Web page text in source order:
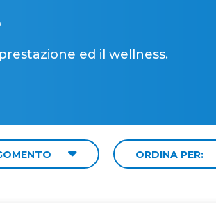
ed il wellness.
ORDINA PER: